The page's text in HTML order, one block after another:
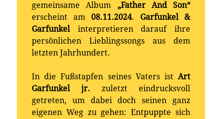
gemeinsame Album „Father And Son“
erscheint am 08.11.2024. Garfunkel &
Garfunkel interpretieren darauf ihre
persönlichen Lieblingssongs aus dem
letzten Jahrhundert.
In die Fußstapfen seines Vaters ist Art
Garfunkel jr. zuletzt eindrucksvoll
getreten, um dabei doch seinen ganz
eigenen Weg zu gehen: Entpuppte sich